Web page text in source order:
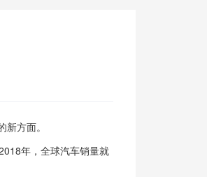
方面。
年，全球汽车销量就